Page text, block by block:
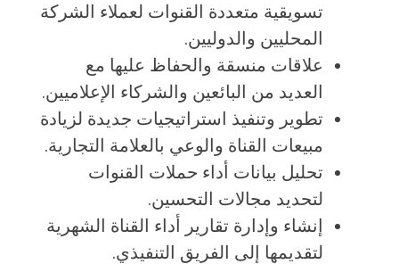
تسويقية متعددة القنوات لعملاء الشركة
المحليين والدوليين.
علاقات منسقة والحفاظ عليها مع
العديد من البائعين والشركاء الإعلاميين.
تطوير وتنفيذ استراتيجيات جديدة لزيادة
مبيعات القناة والوعي بالعلامة التجارية.
تحليل بيانات أداء حملات القنوات
لتحديد مجالات التحسين.
إنشاء وإدارة تقارير أداء القناة الشهرية
لتقديمها إلى الفريق التنفيذي.